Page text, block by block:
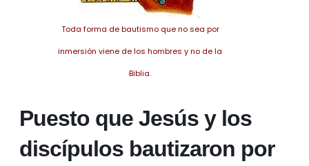
Toda forma de bautismo que no sea por
inmersión viene de los hombres y no de la
Biblia.
Puesto que Jesús y los
discípulos bautizaron por